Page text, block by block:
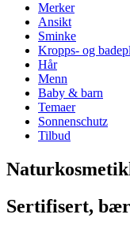
Merker
Ansikt
Sminke
Kropps- og
Hår
Menn
Baby & barn
Temaer
Sonnenschutz
Tilbud
Sertifisert,